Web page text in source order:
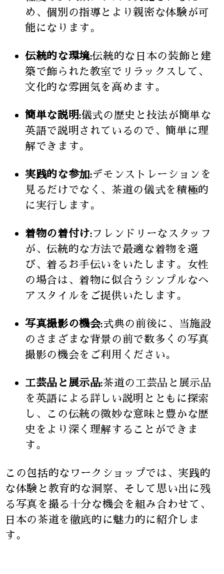
め、個別の指導とより親密な体験が可
能になります。
伝統的な環境:伝統的な日本の装飾と建
築で飾られた教室でリラックスして、
文化的な雰囲気を高めます。
簡単な説明:儀式の歴史と技法が簡単な
英語で説明されているので、簡単に理
解できます。
実践的な参加:デモンストレーションを
見るだけでなく、茶道の儀式を積極的
に実行します。
着物の着付け:フレンドリーなスタッフ
が、伝統的な方法で最適な着物を選
び、着るお手伝いをいたします。女性
の場合は、着物に似合うシンプルなヘ
アスタイルをご提供いたします。
写真撮影の機会:式典の前後に、当施設
のさまざまな背景の前で数多くの写真
撮影の機会をご利用ください。
工芸品と展示品:茶道の工芸品と展示品
を英語による詳しい説明とともに探索
し、この伝統の微妙な意味と豊かな歴
史をより深く理解することができま
す。
この包括的なワークショップでは、実践的
な体験と教育的な洞察、そして思い出に残
る写真を撮る十分な機会を組み合わせて、
日本の茶道を徹底的に魅力的に紹介しま
す。